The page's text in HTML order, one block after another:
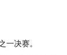
决赛。